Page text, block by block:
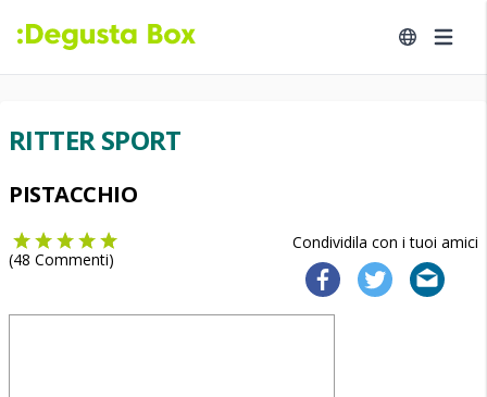
RITTER SPORT
PISTACCHIO
Condividila con i tuoi amici
(48 Commenti)